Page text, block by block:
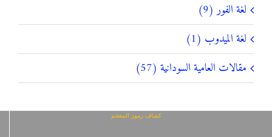
لغة الفور (9)
لغة الميدوب (1)
مقالات العامية السودانية (57)
كشاف رموز المعجم